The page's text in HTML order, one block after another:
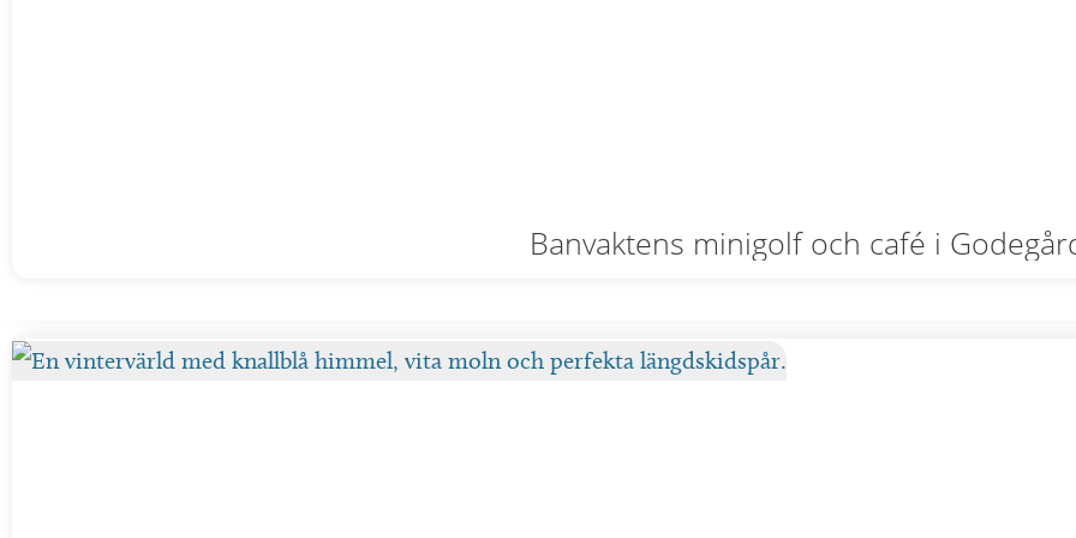
Banvaktens minigolf och café i